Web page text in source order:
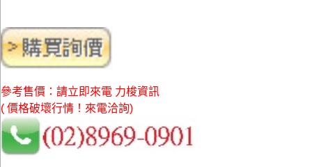
參考售價：請立即來電 力梭資訊
( 價格破壞行情！來電洽詢)